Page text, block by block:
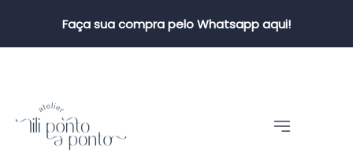
Faça sua compra pelo Whatsapp aqui!